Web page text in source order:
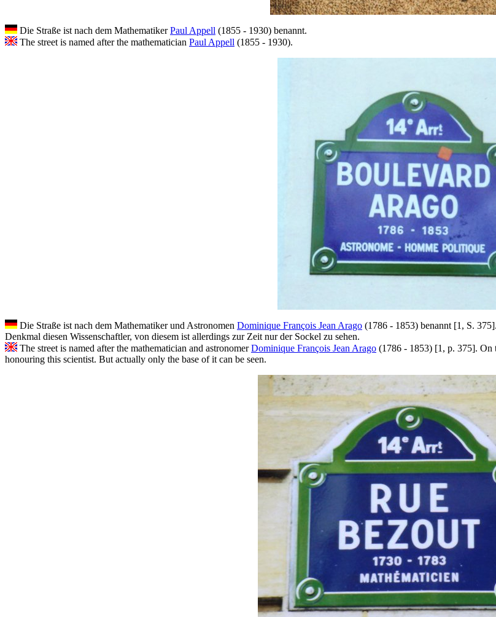
Die Straße ist nach dem MathematikerPaul Appell (1855 - 1930) benannt.
The street is named after the mathematician Paul Appell (1855 - 1930).
Die Straße ist nach dem Mathematiker und Astronomen Dominique François Jean Arago (1786 - 1853) benannt [1, S.
Denkmal diesen Wissenschaftler, von diesem ist allerdings zur Zeit nur der Sockel zu sehen.
The street is named after the mathematician and astronomerDominique François Jean Arago (1786 - 1853) [1, p. 375]. On
honouring this scientist. But actually only the base of it can be seen.